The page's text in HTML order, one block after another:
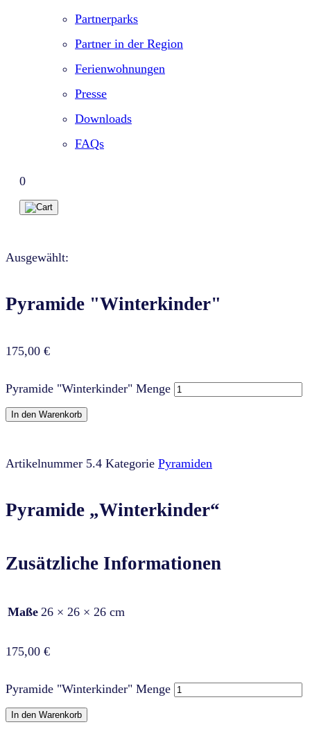
Partnerparks
Partner in der Region
Ferienwohnungen
Presse
Downloads
FAQs
0
Ausgewählt:
Pyramide "Winterkinder"
175,00 €
Pyramide "Winterkinder" Menge
In den Warenkorb
Artikelnummer 5.4 Kategorie Pyramiden
Pyramide „Winterkinder“
Zusätzliche Informationen
Maße 26 × 26 × 26 cm
175,00 €
Pyramide "Winterkinder" Menge
In den Warenkorb